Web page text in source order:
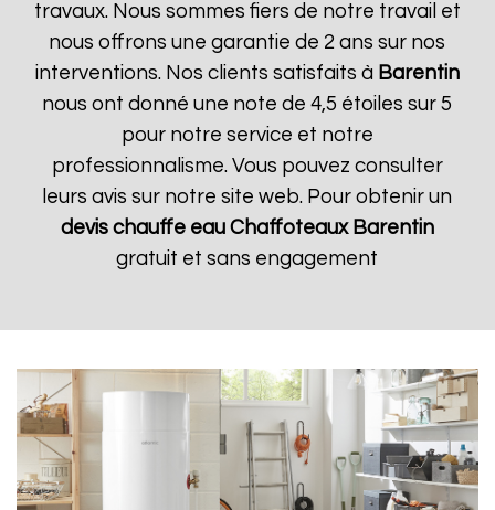
travaux. Nous sommes fiers de notre travail et
nous offrons une garantie de 2 ans sur nos
interventions. Nos clients satisfaits à Barentin
nous ont donné une note de 4,5 étoiles sur 5
pour notre service et notre
professionnalisme. Vous pouvez consulter
leurs avis sur notre site web. Pour obtenir un
devis chauffe eau Chaffoteaux Barentin
gratuit et sans engagement